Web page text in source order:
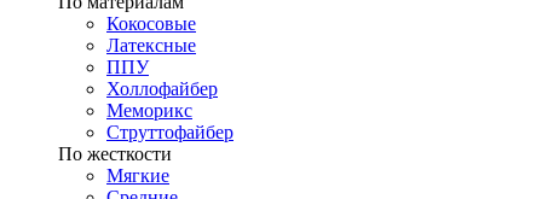
Кокосовые
Латексные
ППУ
Холлофайбер
Меморикс
Струттофайбер
По жесткости
Мягкие